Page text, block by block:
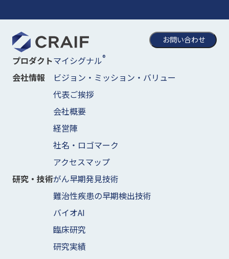
お問い合わせ
プロダクトマイシグナル®
会社情報
ビジョン・ミッション・バリュー
代表ご挨拶
会社概要
経営陣
社名・ロゴマーク
アクセスマップ
研究・技術がん早期発見技術
難治性疾患の早期検出技術
バイオAI
臨床研究
研究実績